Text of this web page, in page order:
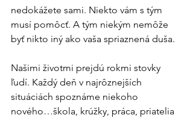
nedokážete sami. Niekto vám s tým
musí pomôcť. A tým niekým nemôže
byť nikto iný ako vaša spriaznená duša.
Našimi životmi prejdú rokmi stovky
ľudí. Každý deň v najrôznejších
situáciách spoznáme niekoho
nového…škola, krúžky, práca, priatelia